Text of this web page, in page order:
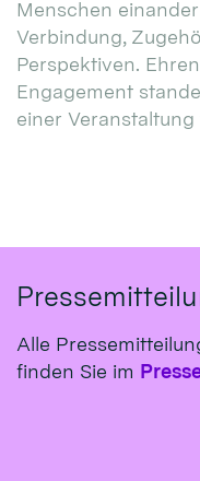
Menschen
Verbindung,
Perspektiven.
Engagement
einer
Alle
finden Sie im